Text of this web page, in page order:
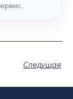
Следущая